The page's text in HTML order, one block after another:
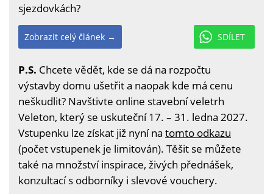
sjezdovkách?
SDÍLET
Zobrazit celý článek →
P.S. Chcete vědět, kde se dá na rozpočtu
výstavby domu ušetřit a naopak kde má cenu
neškudlit? Navštivte online stavební veletrh
Veleton, který se uskuteční 17. – 31. ledna 2027.
Vstupenku lze získat již nyní na tomto odkazu
(počet vstupenek je limitován). Těšit se můžete
také na množství inspirace, živých přednášek,
konzultací s odborníky i slevové vouchery.